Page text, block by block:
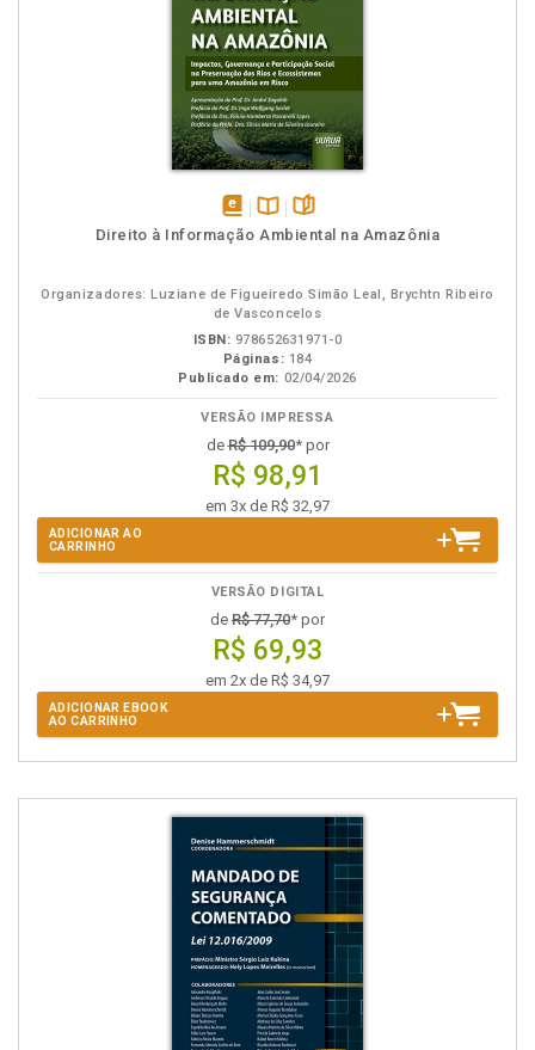
disponívelDisponível
páginas
Direito à Informação Ambiental na Amazônia
Organizadores: Luziane de Figueiredo Simão Leal, Brychtn Ribeiro
de Vasconcelos
ISBN: 978652631971-0
Páginas: 184
Publicado em: 02/04/2026
VERSÃO IMPRESSA
deR$ 109,90* por
R$ 98,91
em 3x de R$ 32,97
ADICIONAR AO
CARRINHO
VERSÃO DIGITAL
de R$ 77,70* por
R$ 69,93
em 2x de R$ 34,97
ADICIONAR EBOOK
AO CARRINHO